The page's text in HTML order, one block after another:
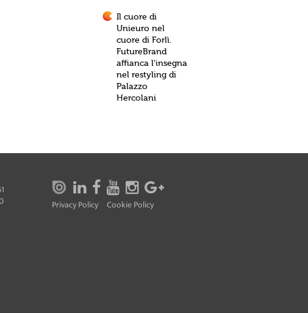
Il cuore di
Unieuro nel
cuore di Forlì.
FutureBrand
affianca l'insegna
nel restyling di
Palazzo
Hercolani
Privacy Policy Cookie Policy